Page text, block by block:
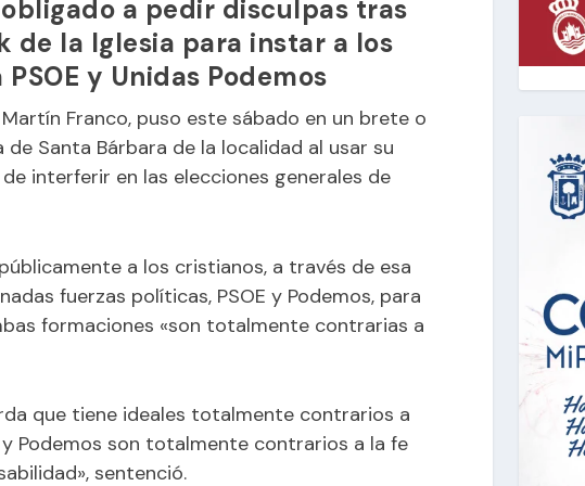
a pedir disculpas tras
de la Iglesia para instar a los
y Unidas Podemos
Franco, puso este sábado en un brete o
Santa Bárbara de la localidad al usar su
interferir en las elecciones generales de
a los cristianos, a través de esa
fuerzas políticas, PSOE y Podemos, para
formaciones «son totalmente contrarias a
que tiene ideales totalmente contrarios a
Podemos son totalmente contrarios a la fe
sentenció.